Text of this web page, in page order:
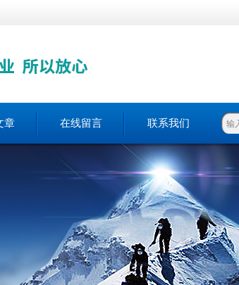
章 在线留言 联系我们